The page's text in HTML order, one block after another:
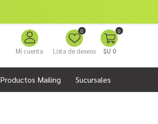
Mi cuenta Lista de deseos
0 0
$U 0
Productos Mailing Sucursales